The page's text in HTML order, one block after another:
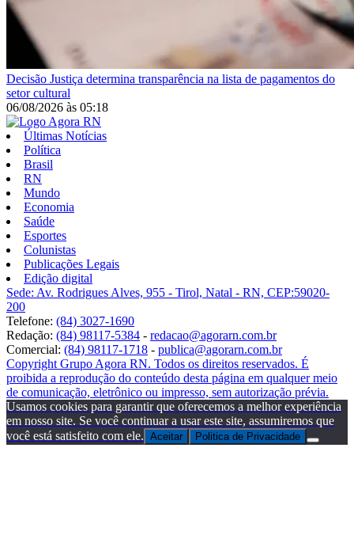
Decisão Justiça determina transparência na lista de pagamentos do
setor cultural
06/08/2026 às 05:18
Últimas Notícias
Política
Brasil
RN
Mundo
Economia
Saúde
Esportes
Colunistas
Publicações Legais
Edição digital
Sede: Av. Rodrigues Alves, 955 - Tirol, Natal - RN, CEP:59020-
200
Telefone: (84) 3027-1690
Redação: (84) 98117-5384 - redacao@agorarn.com.br
Comercial: (84) 98117-1718 - publica@agorarn.com.br
Copyright Grupo Agora RN. Todos os direitos reservados. É
proibida a reprodução do conteúdo desta página em qualquer meio
de comunicação, eletrônico ou impresso, sem autorização prévia.
Usamos cookies para garantir que oferecemos a melhor experiência
em nosso site. Se você continuar a usar este site, assumiremos que
você está satisfeito com ele. Aceitar Politica de Privacidade